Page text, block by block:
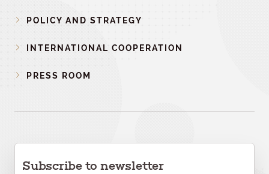
POLICY AND STRATEGY
INTERNATIONAL COOPERATION
PRESS ROOM
Subscribe to newsletter